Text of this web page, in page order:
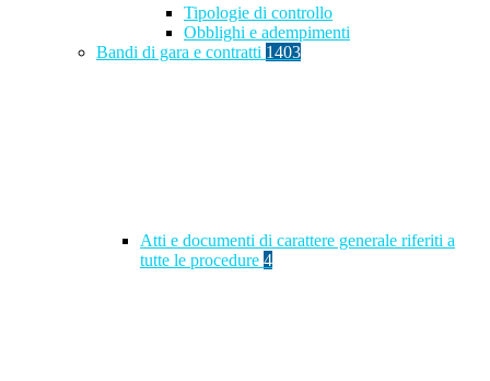
Tipologie di controllo
Obblighi e adempimenti
Bandi di gara e contratti 1403
Atti e documenti di carattere generale riferiti a
tutte le procedure 4